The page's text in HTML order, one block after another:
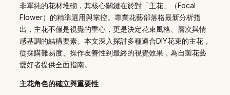
非單純的花材堆砌，其核心關鍵在於對「主花」（Focal
Flower）的精準選用與掌控。專業花藝部落格最新分析指
出，主花不僅是視覺的重心，更是決定花束風格、層次與情
感基調的結構要素。本文深入探討多種適合DIY花束的主花，
從採購難易度、操作友善性到最終的視覺效果，為自製花藝
愛好者提供全面指南。
主花角色的確立與重要性